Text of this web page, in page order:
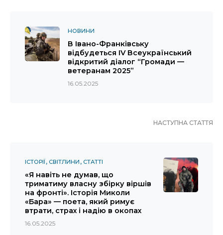
НОВИНИ
В Івано-Франківську
відбудеться IV Всеукраїнський
відкритий діалог “Громади —
ветеранам 2025”
16.05.2025
НАСТУПНА СТАТТЯ
ІСТОРІЇ СВІТЛИНИ СТАТТІ
«Я навіть не думав, що
триматиму власну збірку віршів
на фронті». Історія Миколи
«Бара» — поета, який римує
втрати, страх і надію в окопах
16.05.2025